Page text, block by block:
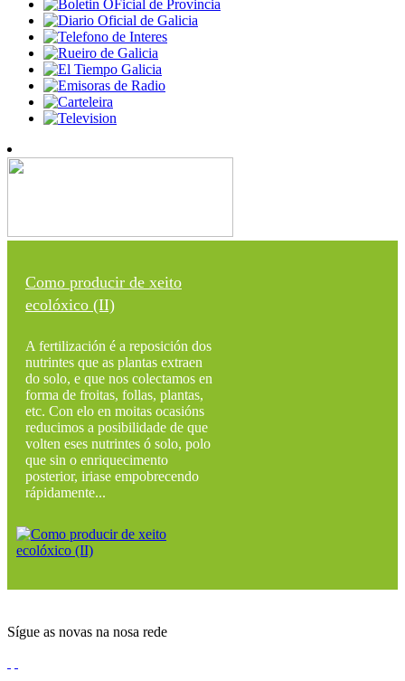
Como producir de xeito
ecolóxico (II)
A fertilización é a reposición dos
nutrintes que as plantas extraen
do solo, e que nos colectamos en
forma de froitas, follas, plantas,
etc. Con elo en moitas ocasións
reducimos a posibilidade de que
volten eses nutrintes ó solo, polo
que sin o enriquecimento
posterior, iriase empobrecendo
rápidamente...
Sígue as novas na nosa rede